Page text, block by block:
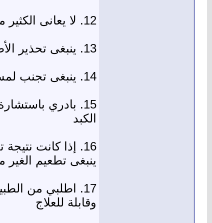
12. لا يعانى الكثير من المصابين بالعدوى من أعراض حتى يحدث التليف الذى قد يحدث بعد سنوات عديدة
13. ينبغى تحذير الأطفال خطورة الحقن و عدم اللعب بالسرنجات الملقاة التى قد يعثرون عليها
14. ينبغى تجنب لمس الحقن المستعملة إذا كانت نتيجة تحليل الالتهاب الكبدى الفيروسى (ب) أو (ج) إيجابية
15. بادري
الكبد
16. إذا كانت
ينبغى تطعيم
17. اطلبي من
وقابلة للعلاج